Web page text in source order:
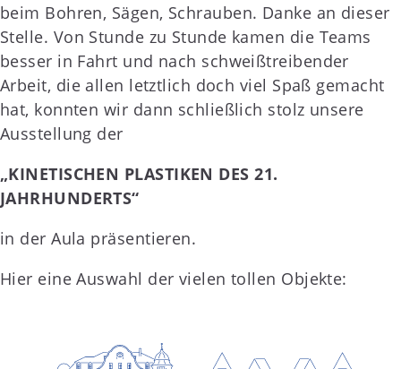
beim Bohren, Sägen, Schrauben. Danke an dieser
Stelle. Von Stunde zu Stunde kamen die Teams
besser in Fahrt und nach schweißtreibender
Arbeit, die allen letztlich doch viel Spaß gemacht
hat, konnten wir dann schließlich stolz unsere
Ausstellung der
„KINETISCHEN PLASTIKEN DES 21.
JAHRHUNDERTS“
in der Aula präsentieren.
Hier eine Auswahl der vielen tollen Objekte: